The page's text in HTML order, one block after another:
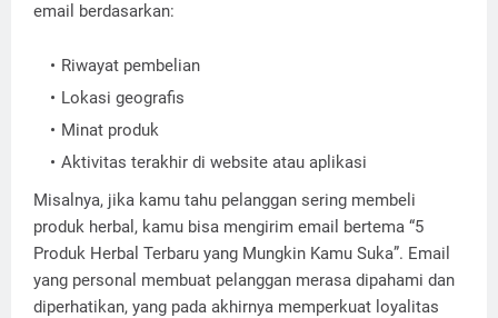
email berdasarkan:
Riwayat pembelian
Lokasi geografis
Minat produk
Aktivitas terakhir di website atau aplikasi
Misalnya, jika kamu tahu pelanggan sering membeli
produk herbal, kamu bisa mengirim email bertema “5
Produk Herbal Terbaru yang Mungkin Kamu Suka”. Email
yang personal membuat pelanggan merasa dipahami dan
diperhatikan, yang pada akhirnya memperkuat loyalitas